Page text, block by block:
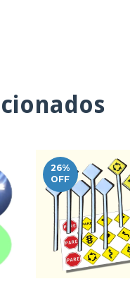
26%
OFF